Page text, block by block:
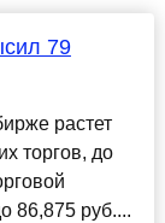
79
растет
торгов, до
86,875 руб....